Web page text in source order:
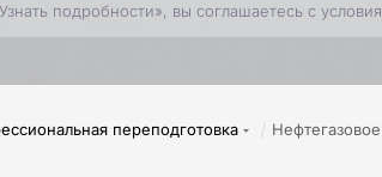
подробности», вы соглашаетесь с
переподготовка /